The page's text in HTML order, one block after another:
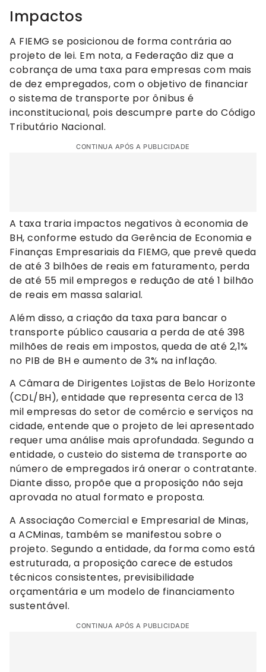
Impactos
A FIEMG se posicionou de forma contrária ao
projeto de lei. Em nota, a Federação diz que a
cobrança de uma taxa para empresas com mais
de dez empregados, com o objetivo de financiar
o sistema de transporte por ônibus é
inconstitucional, pois descumpre parte do Código
Tributário Nacional.
CONTINUA APÓS A PUBLICIDADE
A taxa traria impactos negativos à economia de
BH, conforme estudo da Gerência de Economia e
Finanças Empresariais da FIEMG, que prevê queda
de até 3 bilhões de reais em faturamento, perda
de até 55 mil empregos e redução de até 1 bilhão
de reais em massa salarial.
Além disso, a criação da taxa para bancar o
transporte público causaria a perda de até 398
milhões de reais em impostos, queda de até 2,1%
no PIB de BH e aumento de 3% na inflação.
A Câmara de Dirigentes Lojistas de Belo Horizonte
(CDL/BH), entidade que representa cerca de 13
mil empresas do setor de comércio e serviços na
cidade, entende que o projeto de lei apresentado
requer uma análise mais aprofundada. Segundo a
entidade, o custeio do sistema de transporte ao
número de empregados irá onerar o contratante.
Diante disso, propõe que a proposição não seja
aprovada no atual formato e proposta.
A Associação Comercial e Empresarial de Minas,
a ACMinas, também se manifestou sobre o
projeto. Segundo a entidade, da forma como está
estruturada, a proposição carece de estudos
técnicos consistentes, previsibilidade
orçamentária e um modelo de financiamento
sustentável.
CONTINUA APÓS A PUBLICIDADE